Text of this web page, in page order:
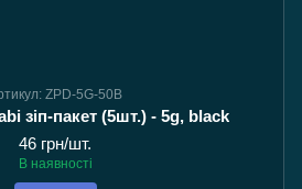
ZPD-5G-50B
зіп-пакет (5шт.) - 5g, black
46 грн/шт.
В наявності